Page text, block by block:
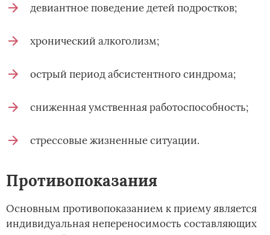
девиантное поведение детей подростков;
хронический алкоголизм;
острый период абсистентного синдрома;
сниженная умственная работоспособность;
стрессовые жизненные ситуации.
Противопоказания
Основным противопоказанием к приему является
индивидуальная непереносимость составляющих